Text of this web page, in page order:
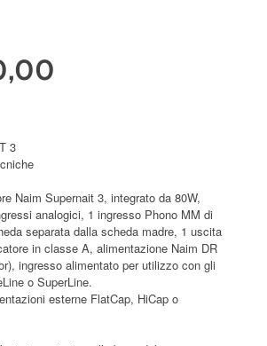
3
Naim Supernait 3, integrato da 80W,
analogici, 1 ingresso Phono MM di
separata dalla scheda madre, 1 uscita
in classe A, alimentazione Naim DR
ingresso alimentato per utilizzo con gli
o SuperLine.
esterne FlatCap, HiCap o